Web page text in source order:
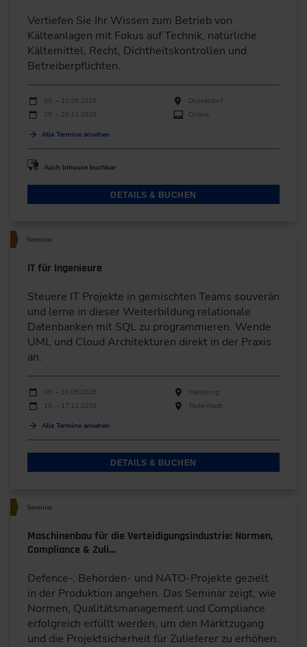
Vertiefen Sie Ihr Wissen zum Betrieb von
Kälteanlagen mit Fokus auf Technik, natürliche
Kältemittel, Recht, Dichtheitskontrollen und
Betreiberpflichten.
Durchführungen
Veranstaltungsdatum
09. – 10.09.2026
Düsseldorf
25. – 26.11.2026
Online
Alle Termine ansehen
Auch Inhouse buchbar
DETAILS & BUCHEN
Seminar
IT für Ingenieure
Steuere IT Projekte in gemischten Teams souverän
und lerne in dieser Weiterbildung relationale
Datenbanken mit SQL zu programmieren. Wende
UML und Cloud Architekturen direkt in der Praxis
an.
Durchführungen
Veranstaltungsdatum
09. – 10.09.2026
Hamburg
16. – 17.11.2026
Filderstadt
Alle Termine ansehen
DETAILS & BUCHEN
Seminar
Maschinenbau für die Verteidigungsindustrie: Normen,
Compliance & Zuli…
Defence-, Behörden- und NATO-Projekte gezielt
in der Produktion angehen. Das Seminar zeigt, wie
Normen, Qualitätsmanagement und Compliance
erfolgreich erfüllt werden, um den Marktzugang
und die Projektsicherheit für Zulieferer zu erhöhen.